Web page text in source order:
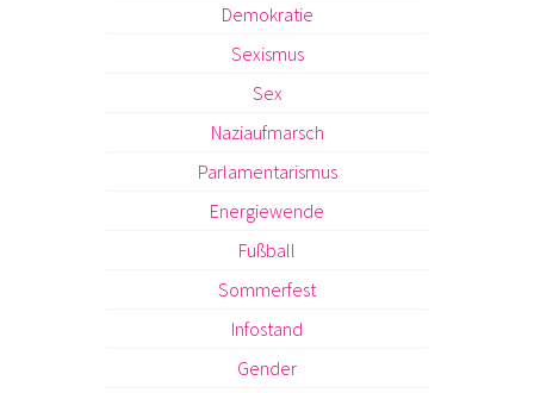
Demokratie
Sexismus
Sex
Naziaufmarsch
Parlamentarismus
Energiewende
Fußball
Sommerfest
Infostand
Gender